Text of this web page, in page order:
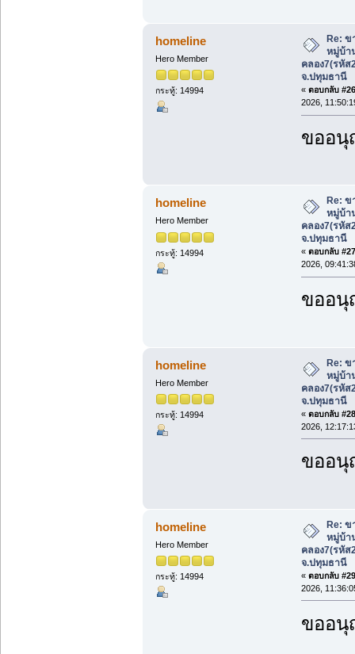
homeline
Hero Member
กระทู้: 14994
Re: ข
หมู่บ้า
คลอง7(รหัส
จ.ปทุมธานี
« ตอบกลับ
2026,
ขออนุ
homeline
Hero Member
กระทู้: 14994
Re: ข
หมู่บ้า
คลอง7(รหัส
จ.ปทุมธานี
« ตอบกลับ
2026,
ขออนุ
homeline
Hero Member
กระทู้: 14994
Re: ข
หมู่บ้า
คลอง7(รหัส
จ.ปทุมธานี
« ตอบกลับ
2026,
ขออนุ
homeline
Hero Member
กระทู้: 14994
Re: ข
หมู่บ้า
คลอง7(รหัส
จ.ปทุมธานี
« ตอบกลับ
2026,
ขออนุ